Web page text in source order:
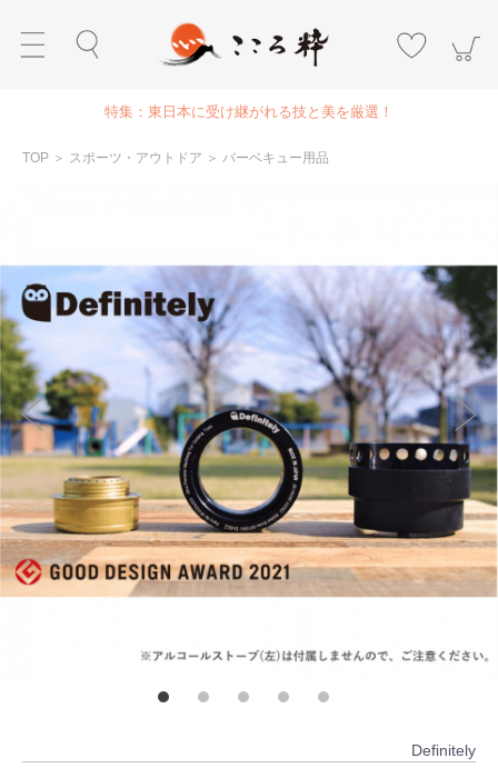
特集：東日本に受け継がれる技と美を厳選！
TOP ＞ スポーツ・アウトドア ＞ バーベキュー用品
Definitely